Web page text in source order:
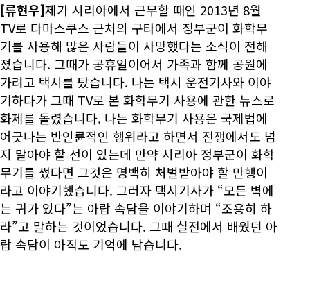
[류현우]제가 시리아에서 근무할 때인 2013년 8월
TV로 다마스쿠스 근처의 구타에서 정부군이 화학무
기를 사용해 많은 사람들이 사망했다는 소식이 전해
졌습니다. 그때가 공휴일이어서 가족과 함께 공원에
가려고 택시를 탔습니다. 나는 택시 운전기사와 이야
기하다가 그때 TV로 본 화학무기 사용에 관한 뉴스로
화제를 돌렸습니다. 나는 화학무기 사용은 국제법에
어긋나는 반인륜적인 행위라고 하면서 전쟁에서도 넘
지 말아야 할 선이 있는데 만약 시리아 정부군이 화학
무기를 썼다면 그것은 명백히 처벌받아야 할 만행이
라고 이야기했습니다. 그러자 택시기사가 “모든 벽에
는 귀가 있다”는 아랍 속담을 이야기하며 “조용히 하
라”고 말하는 것이었습니다. 그때 실전에서 배웠던 아
랍 속담이 아직도 기억에 남습니다.